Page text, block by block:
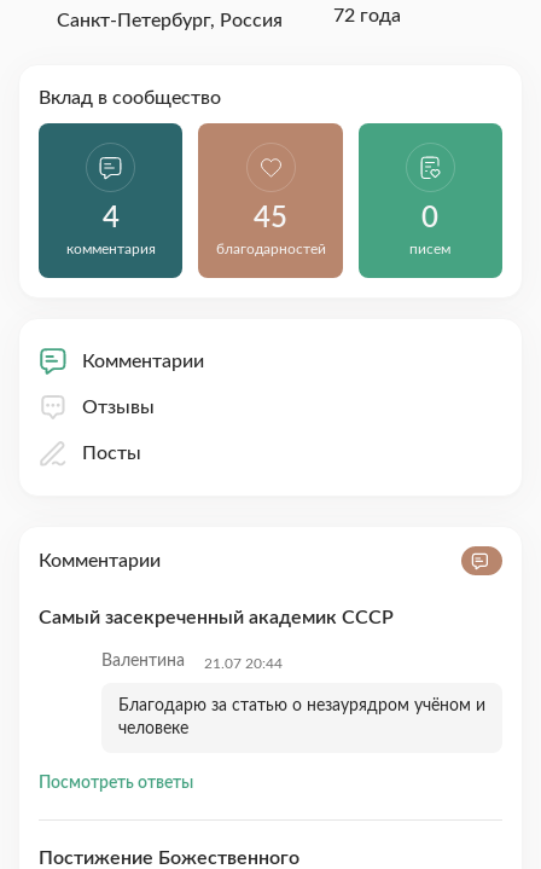
Санкт-Петербург, Россия 72 года
Вклад в сообщество
4
комментария
45
благодарностей
0
писем
Комментарии
Отзывы
Посты
Комментарии
Самый засекреченный академик СССР
Валентина 21.07 20:44
Благодарю за статью о незаурядром учёном и
человеке
Посмотреть ответы
Постижение Божественного